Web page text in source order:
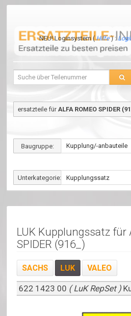
NEU! Loginsystem (Hilfe) :
ersatzteile fürALFA ROMEO SPIDER
Baugruppe:
Unterkategorie:
LUK Kupplungssatz für
SPIDER (916_)
SACHS LUK VALEO
622 1423 00 ( LuK RepSet )